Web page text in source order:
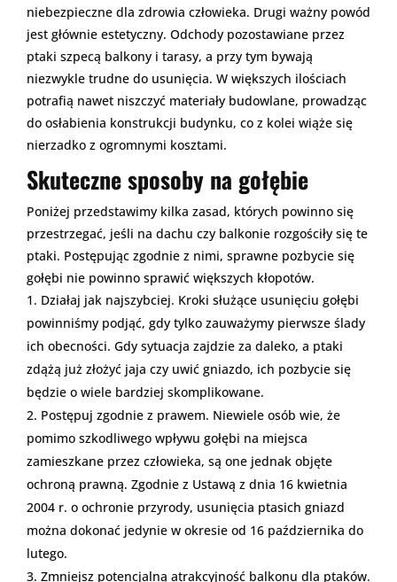
niebezpieczne dla zdrowia człowieka. Drugi ważny powód
jest głównie estetyczny. Odchody pozostawiane przez
ptaki szpecą balkony i tarasy, a przy tym bywają
niezwykle trudne do usunięcia. W większych ilościach
potrafią nawet niszczyć materiały budowlane, prowadząc
do osłabienia konstrukcji budynku, co z kolei wiąże się
nierzadko z ogromnymi kosztami.
Skuteczne sposoby na gołębie
Poniżej przedstawimy kilka zasad, których powinno się
przestrzegać, jeśli na dachu czy balkonie rozgościły się te
ptaki. Postępując zgodnie z nimi, sprawne pozbycie się
gołębi nie powinno sprawić większych kłopotów.
Działaj jak najszybciej. Kroki służące usunięciu gołębi
powinniśmy podjąć, gdy tylko zauważymy pierwsze ślady
ich obecności. Gdy sytuacja zajdzie za daleko, a ptaki
zdążą już złożyć jaja czy uwić gniazdo, ich pozbycie się
będzie o wiele bardziej skomplikowane.
Postępuj zgodnie z prawem. Niewiele osób wie, że
pomimo szkodliwego wpływu gołębi na miejsca
zamieszkane przez człowieka, są one jednak objęte
ochroną prawną. Zgodnie z Ustawą z dnia 16 kwietnia
2004 r. o ochronie przyrody, usunięcia ptasich gniazd
można dokonać jedynie w okresie od 16 października do
lutego.
Zmniejsz potencjalną atrakcyjność balkonu dla ptaków.